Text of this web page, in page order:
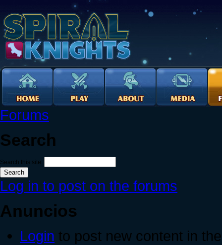
Forums
Search
Search this site:
Log in to post on the forums
Anuncios
Login to post new content in